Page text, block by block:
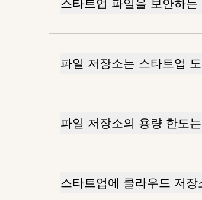
스타트업 파일을 보안하
파일 저장소는 스타트업
파일 저장소의 용량 한도
스타트업에 클라우드 저장